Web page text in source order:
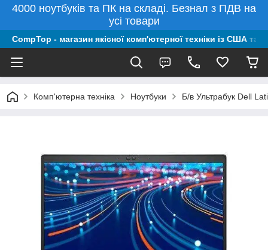
4000 ноутбуків та ПК на складі. Безнал з ПДВ на
усі товари
CompTop - магазин якісної комп'ютерної техніки із США та
Комп'ютерна техніка Ноутбуки Б/в Ультрабук Dell